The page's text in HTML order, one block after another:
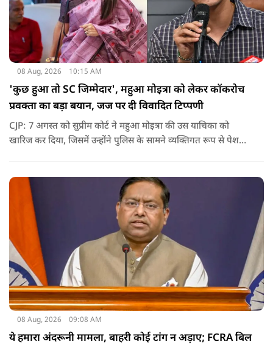
08 Aug, 2026 10:15 AM
'कुछ हुआ तो SC जिम्मेदार', महुआ मोइत्रा को लेकर कॉकरोच
प्रवक्ता का बड़ा बयान, जज पर दी विवादित टिप्पणी
CJP: 7 अगस्त को सुप्रीम कोर्ट ने महुआ मोइत्रा की उस याचिका को
खारिज कर दिया, जिसमें उन्होंने पुलिस के सामने व्यक्तिगत रूप से पेश
केंद्र बन गई है.
08 Aug, 2026 09:08 AM
ये हमारा अंदरूनी मामला, बाहरी कोई टांग न अड़ाए; FCRA बिल